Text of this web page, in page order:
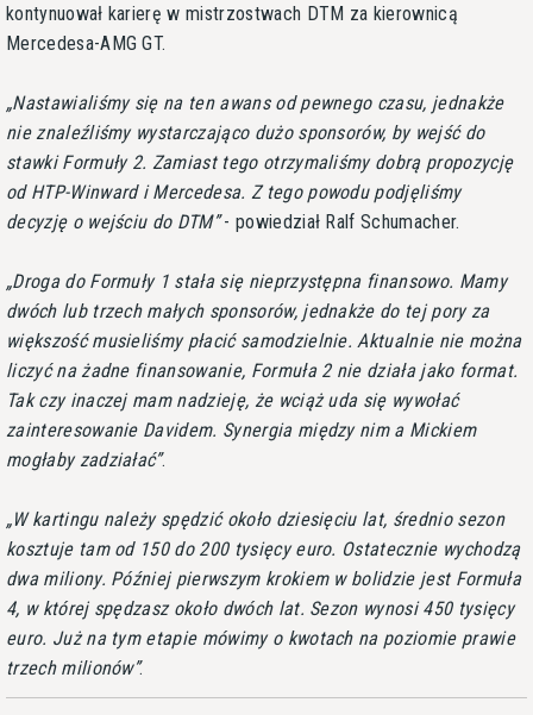
kontynuował karierę w mistrzostwach DTM za kierownicą
Mercedesa-AMG GT.
Nastawialiśmy się na ten awans od pewnego czasu, jednakże
nie znaleźliśmy wystarczająco dużo sponsorów, by wejść do
stawki Formuły 2. Zamiast tego otrzymaliśmy dobrą propozycję
od HTP-Winward i Mercedesa. Z tego powodu podjęliśmy
decyzję o wejściu do DTM - powiedział Ralf Schumacher.
Droga do Formuły 1 stała się nieprzystępna finansowo. Mamy
dwóch lub trzech małych sponsorów, jednakże do tej pory za
większość musieliśmy płacić samodzielnie. Aktualnie nie można
liczyć na żadne finansowanie, Formuła 2 nie działa jako format.
Tak czy inaczej mam nadzieję, że wciąż uda się wywołać
zainteresowanie Davidem. Synergia między nim a Mickiem
mogłaby zadziałać .
W kartingu należy spędzić około dziesięciu lat, średnio sezon
kosztuje tam od 150 do 200 tysięcy euro. Ostatecznie wychodzą
dwa miliony. Później pierwszym krokiem w bolidzie jest Formuła
4, w której spędzasz około dwóch lat. Sezon wynosi 450 tysięcy
euro. Już na tym etapie mówimy o kwotach na poziomie prawie
trzech milionów .